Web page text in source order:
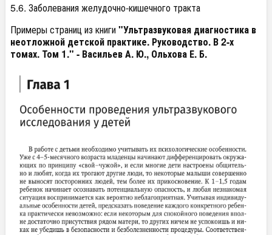
5.6. Заболевания желудочно-кишечного тракта
Примеры страниц из книги"Ультразвуковая диагностика в
неотложной детской практике. Руководство. В 2-х
томах. Том 1." - Васильев А. Ю., Ольхова Е. Б.